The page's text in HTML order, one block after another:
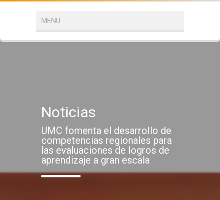
Noticias
UMC fomenta el desarrollo de
competencias regionales para
las evaluaciones de logros de
aprendizaje a gran escala